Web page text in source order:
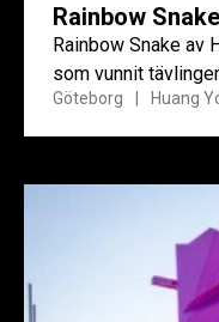
Rainbow Snake
Rainbow Snake av
som vunnit
Haga i Göteborg.
Göteborg Huang